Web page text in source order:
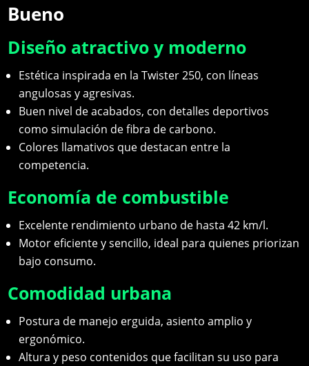
Bueno
Diseño atractivo y moderno
Estética inspirada en la Twister 250, con líneas
angulosas y agresivas.
Buen nivel de acabados, con detalles deportivos
como simulación de fibra de carbono.
Colores llamativos que destacan entre la
competencia.
Economía de combustible
Excelente rendimiento urbano de hasta 42 km/l.
Motor eficiente y sencillo, ideal para quienes priorizan
bajo consumo.
Comodidad urbana
Postura de manejo erguida, asiento amplio y
ergonómico.
Altura y peso contenidos que facilitan su uso para